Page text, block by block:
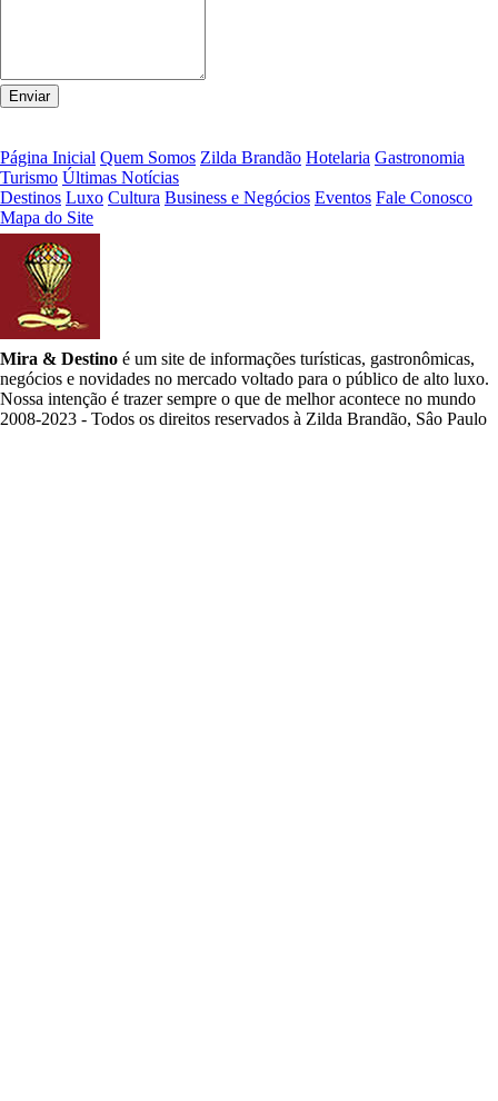
Página Inicial Quem Somos Zilda Brandão Hotelaria Gastronomia
Turismo Últimas Notícias
Destinos Luxo Cultura Business e Negócios Eventos Fale Conosco
Mapa do Site
Mira & Destino é um site de informações turísticas, gastronômicas,
negócios e novidades no mercado voltado para o público de alto luxo.
Nossa intenção é trazer sempre o que de melhor acontece no mundo
2008-2023 - Todos os direitos reservados à Zilda Brandão, Sâo Paulo